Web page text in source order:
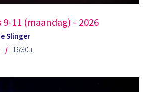
11 (maandag) - 2026
Slinger
16:30u